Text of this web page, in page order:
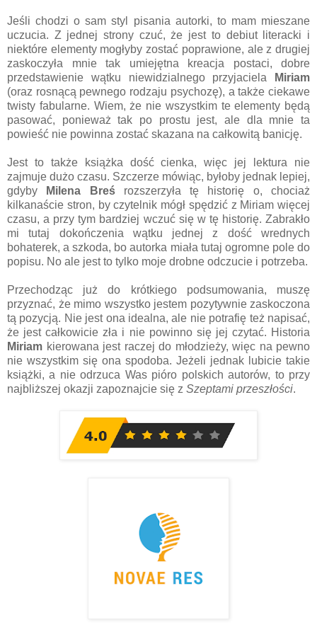
Jeśli chodzi o sam styl pisania autorki, to mam mieszane
uczucia. Z jednej strony czuć, że jest to debiut literacki i
niektóre elementy mogłyby zostać poprawione, ale z drugiej
zaskoczyła mnie tak umiejętna kreacja postaci, dobre
przedstawienie wątku niewidzialnego przyjaciela
Miriam
(oraz rosnącą pewnego rodzaju psychozę), a także ciekawe
twisty fabularne. Wiem, że nie wszystkim te elementy będą
pasować, ponieważ tak po prostu jest, ale dla mnie ta
powieść nie powinna zostać skazana na całkowitą banicję.
Jest to także książka dość cienka, więc jej lektura nie
zajmuje dużo czasu. Szczerze mówiąc, byłoby jednak lepiej,
gdyby
Milena Breśrozszerzyła tę historię o, chociaż
kilkanaście stron, by czytelnik mógł spędzić z Miriam więcej
czasu, a przy tym bardziej wczuć się w tę historię. Zabrakło
mi tutaj dokończenia wątku jednej z dość wrednych
bohaterek, a szkoda, bo autorka miała tutaj ogromne pole do
popisu. No ale jest to tylko moje drobne odczucie i potrzeba.
Przechodząc już do krótkiego podsumowania, muszę
przyznać, że mimo wszystko jestem pozytywnie zaskoczona
tą pozycją. Nie jest ona idealna, ale nie potrafię też napisać,
że jest całkowicie zła i nie powinno się jej czytać. Historia
Miriam kierowana jest raczej do młodzieży, więc na pewno
nie wszystkim się ona spodoba. Jeżeli jednak lubicie takie
książki, a nie odrzuca Was pióro polskich autorów, to przy
najbliższej okazji zapoznajcie się z Szeptami przeszłości.